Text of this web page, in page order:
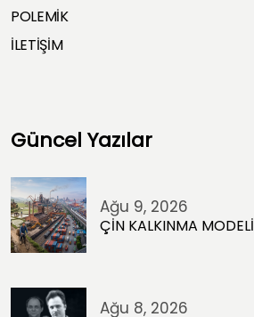
POLEMİK
İLETİŞİM
Güncel Yazılar
Ağu 9, 2026
ÇİN KALKINMA MODELİ
Ağu 8, 2026